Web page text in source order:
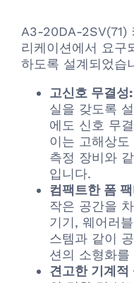
A3-20DA-2SV(71)
리케이션에서 요구
하도록 설계되었습
고신호 무결성:
실을 갖도록
에도 신호 무
이는 고해상
측정 장비와
입니다.
컴팩트한 폼
작은 공간을
기기, 웨어러
스템과 같이
션의 소형화
견고한 기계적